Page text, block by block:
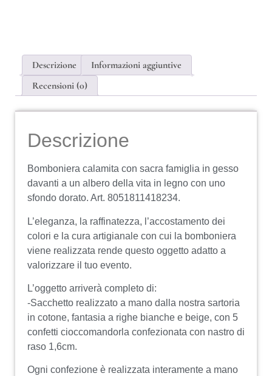
Descrizione
Informazioni aggiuntive
Recensioni (0)
Descrizione
Bomboniera calamita con sacra famiglia in gesso
davanti a un albero della vita in legno con uno
sfondo dorato. Art. 8051811418234.
L’eleganza, la raffinatezza, l’accostamento dei
colori e la cura artigianale con cui la bomboniera
viene realizzata rende questo oggetto adatto a
valorizzare il tuo evento.
L’oggetto arriverà completo di:
-Sacchetto realizzato a mano dalla nostra sartoria
in cotone, fantasia a righe bianche e beige, con 5
confetti cioccomandorla confezionata con nastro di
raso 1,6cm.
Ogni confezione è realizzata interamente a mano